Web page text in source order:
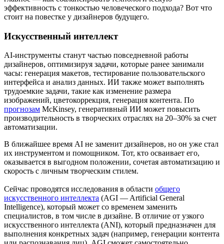
эффективность с тонкостью человеческого подхода? Вот что
стоит на повестке у дизайнеров будущего.
Искусственный интеллект
AI-инструменты станут частью повседневной работы
дизайнеров, оптимизируя задачи, которые ранее занимали
часы: генерация макетов, тестирование пользовательского
интерфейса и анализ данных. ИИ также может выполнять
трудоемкие задачи, такие как изменение размера
изображений, цветокоррекция, генерация контента. По
прогнозам McKinsey, генеративный ИИ может повысить
производительность в творческих отраслях на 20–30% за счет
автоматизации.
В ближайшее время AI не заменит дизайнеров, но он уже стал
их инструментом и помощником. Тот, кто осваивает его,
оказывается в выгодном положении, сочетая автоматизацию и
скорость с личным творческим стилем.
Сейчас проводятся исследования в области общего
искусственного интеллекта (AGI — Artificial General
Intelligence), который может со временем заменить
специалистов, в том числе в дизайне. В отличие от узкого
искусственного интеллекта (ANI), который предназначен для
выполнения конкретных задач (например, генерации контента